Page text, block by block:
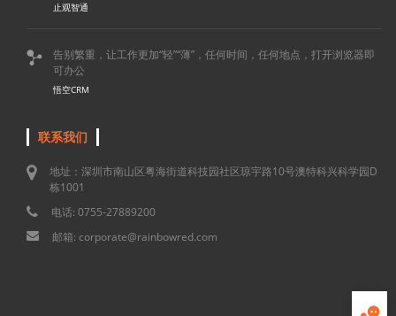
止观智通

告别繁重，让工作更加“轻”“薄”，任何时间，任何地点，打开浏览器即
可办公
悟空CRM
联系我们
地址：深圳市南山区粤海街道科技园社区琼宇路10号澳特科兴科学园D
栋1001
电话: 0755-27889200
邮箱: corporate@rainbowred.com
